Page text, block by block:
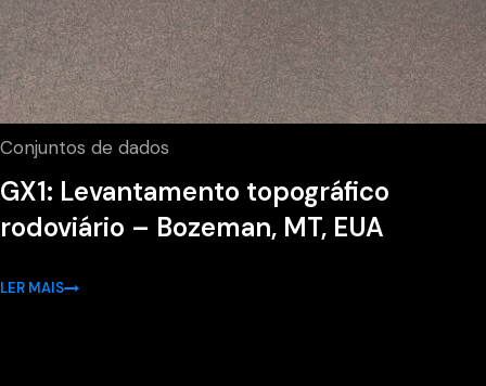
Conjuntos de dados
GX1: Levantamento topográfico
rodoviário – Bozeman, MT, EUA
LER MAIS